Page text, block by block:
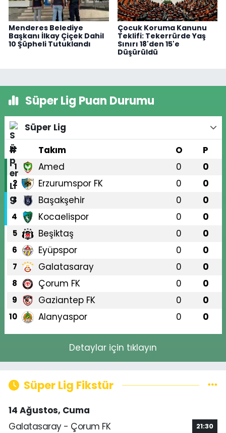
Menderes Belediye
Başkanı İlkay Çiçek Dahil
10 Şüpheli Tutuklandı
Çocuk Koruma Kanunu
Teklifi: Tekerrürde Yaş
Sınırı 18'den 15'e
Düşürüldü
Süper Lig Puan Durumu
Süper Lig
#
Takım O P
1 Amed 0 0
2 Erzurumspor FK 0 0
3 Başakşehir 0 0
4 Kocaelispor 0 0
5 Beşiktaş 0 0
6 Eyüpspor 0 0
7 Galatasaray 0 0
8 Çorum FK 0 0
9 Gaziantep FK 0 0
10 Alanyaspor 0 0
Detaylar için tıklayın
Süper Lig Fikstür
14 Ağustos, Cuma
Galatasaray - Çorum FK
21:30